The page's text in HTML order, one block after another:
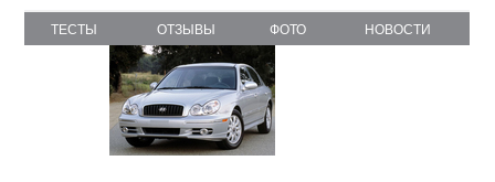
ТЕСТЫ ОТЗЫВЫ ФОТО НОВОСТИ